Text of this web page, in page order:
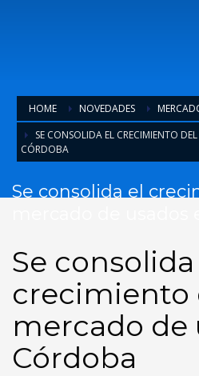
HOME NOVEDADES
SE CONSOLIDA EL CRECIMIENTO
CÓRDOBA
Se consolida el
Se consolida
crecimiento
mercado de
Córdoba